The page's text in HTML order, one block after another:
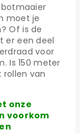
moet je
Of is de
er een deel
voor
Is 150 meter
rollen van
onze
voorkom